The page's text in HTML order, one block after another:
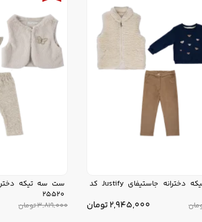
ست سه تیکه دخترانه جاستیفای Justify کد
2,945,000تومان
25520
3,819,000تومان